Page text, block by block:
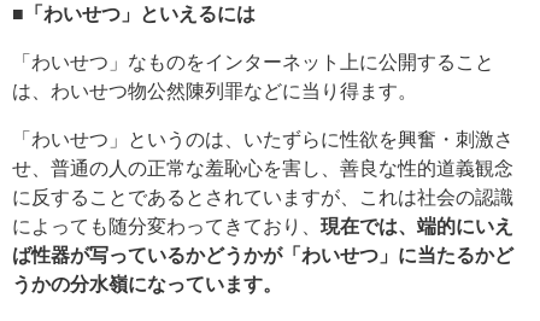
■「わいせつ」といえるには
「わいせつ」なものをインターネット上に公開すること
は、わいせつ物公然陳列罪などに当り得ます。
「わいせつ」というのは、いたずらに性欲を興奮・刺激さ
せ、普通の人の正常な羞恥心を害し、善良な性的道義観念
に反することであるとされていますが、これは社会の認識
によっても随分変わってきており、 現在では、端的にいえ
ば性器が写っているかどうかが「わいせつ」に当たるかど
うかの分水嶺になっています。